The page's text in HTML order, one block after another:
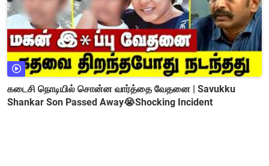
கடைசி நொடியில் சொன்ன வார்த்தை வேதனை | Savukku
Shankar Son Passed Away😭Shocking Incident